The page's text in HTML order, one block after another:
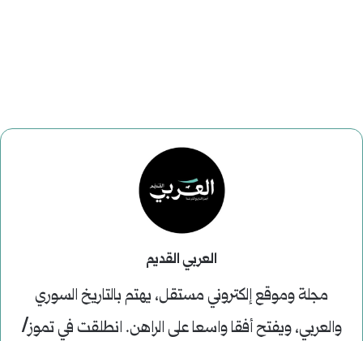
العربي القديم
مجلة وموقع إلكتروني مستقل، يهتم بالتاريخ السوري
والعربي، ويفتح أفقا واسعا على الراهن. انطلقت في تموز/